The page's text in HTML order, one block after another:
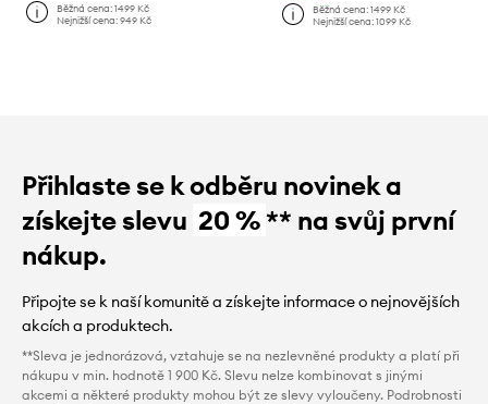
Běžná cena:1499 Kč
Nejnižší cena:949 Kč
Běžná cena: 1499 Kč
Nejnižší cena: 1099 Kč
Přihlaste se k odběru novinek a
získejte slevu 20 %** na svůj první
nákup.
Připojte se k naší komunitě a získejte informace o nejnovějších
akcích a produktech.
**Sleva je jednorázová, vztahuje se na nezlevněné produkty a platí při
nákupu v min. hodnotě 1 900 Kč. Slevu nelze kombinovat s jinými
akcemi a některé produkty mohou být ze slevy vyloučeny. Podrobnosti